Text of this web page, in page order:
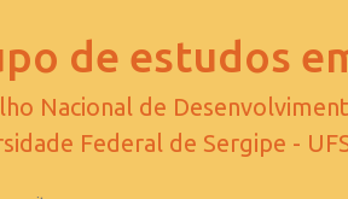
de estudos
Nacional de
Federal de Sergipe -